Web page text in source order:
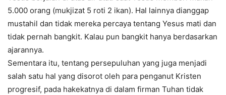
5.000 orang (mukjizat 5 roti 2 ikan). Hal lainnya dianggap
mustahil dan tidak mereka percaya tentang Yesus mati dan
tidak pernah bangkit. Kalau pun bangkit hanya berdasarkan
ajarannya.
Sementara itu, tentang persepuluhan yang juga menjadi
salah satu hal yang disorot oleh para penganut Kristen
progresif, pada hakekatnya di dalam firman Tuhan tidak